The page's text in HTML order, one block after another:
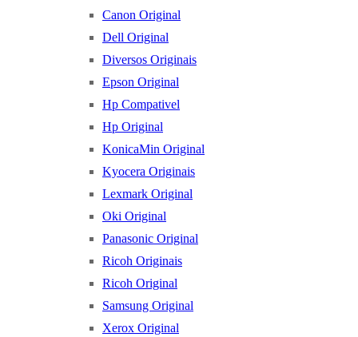
Canon Original
Dell Original
Diversos Originais
Epson Original
Hp Compativel
Hp Original
KonicaMin Original
Kyocera Originais
Lexmark Original
Oki Original
Panasonic Original
Ricoh Originais
Ricoh Original
Samsung Original
Xerox Original